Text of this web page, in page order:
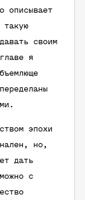
описывает
такую
своим
я
эпохи
но,
дать
с